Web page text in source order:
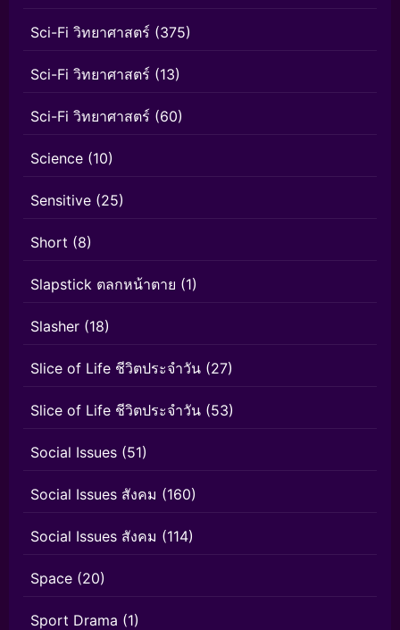
Sci-Fi วิทยาศาสตร์ (375)
Sci-Fi วิทยาศาสตร์ (13)
Sci-Fi วิทยาศาสตร์ (60)
Science (10)
Sensitive (25)
Short (8)
Slapstick ตลกหน้าตาย (1)
Slasher (18)
Slice of Life ชีวิตประจำวัน (27)
Slice of Life ชีวิตประจำวัน (53)
Social Issues (51)
Social Issues สังคม (160)
Social Issues สังคม (114)
Space (20)
Sport Drama (1)